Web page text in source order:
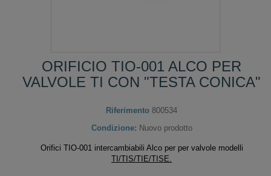
ORIFICIO TIO-001 ALCO PER
VALVOLE TI CON "TESTA CONICA"
Riferimento 800534
Condizione: Nuovo prodotto
Orifici TIO-001 intercambiabili Alco per per valvole modelli
TI/TIS/TIE/TISE.